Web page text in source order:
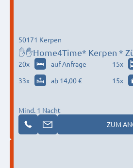
✋✋Home4Time* Kerpen *
Bergheim * Bedburg*Sie
50171 Kerpen
20x auf Anfrage 15x
33x ab 14,00 € 15x
Mind. 1 Nacht
ZUM